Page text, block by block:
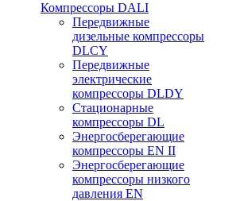
Компрессоры DALI
Передвижные
дизельные компрессоры
DLCY
Передвижные
электрические
компрессоры DLDY
Стационарные
компрессоры DL
Энергосберегающие
компрессоры EN II
Энергосберегающие
компрессоры низкого
давления EN